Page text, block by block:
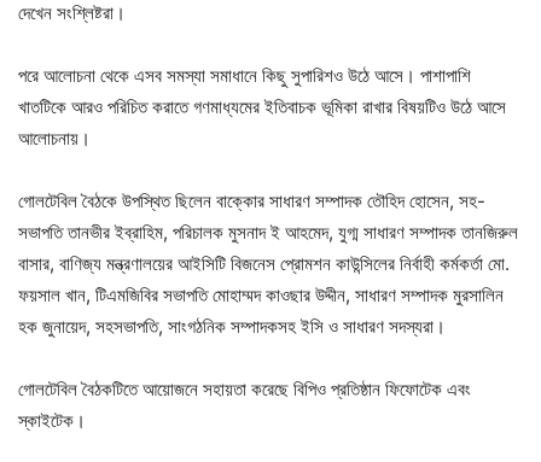
দেখেন সংশ্লিষ্টরা।
পরে আলোচনা থেকে এসব সমস্যা সমাধানে কিছু সুপারিশও উঠে আসে। পাশাপাশি
খাতটিকে আরও পরিচিত করাতে গণমাধ্যমের ইতিবাচক ভূমিকা রাখার বিষয়টিও উঠে আসে
আলোচনায়।
গোলটেবিল বৈঠকে উপস্থিত ছিলেন বাক্কোর সাধারণ সম্পাদক তৌহিদ হোসেন, সহ-
সভাপতি তানভীর ইব্রাহিম, পরিচালক মুসনাদ ই আহমেদ, যুগ্ম সাধারণ সম্পাদক তানজিরুল
বাসার, বাণিজ্য মন্ত্রণালয়ের আইসিটি বিজনেস প্রোমশন কাউন্সিলের নির্বাহী কর্মকর্তা মো.
ফয়সাল খান, টিএমজিবির সভাপতি মোহাম্মদ কাওছার উদ্দীন, সাধারণ সম্পাদক মুরসালিন
হক জুনায়েদ, সহসভাপতি, সাংগঠনিক সম্পাদকসহ ইসি ও সাধারণ সদস্যরা।
গোলটেবিল বৈঠকটিতে আয়োজনে সহায়তা করেছে বিপিও প্রতিষ্ঠান ফিফোটেক এবং
স্কাইটেক।